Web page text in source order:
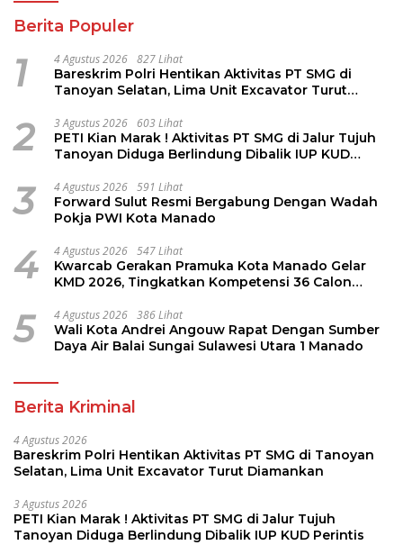
Berita Populer
1 4 Agustus 2026 827 Lihat
Bareskrim Polri Hentikan Aktivitas PT SMG di
Tanoyan Selatan, Lima Unit Excavator Turut
2 3 Agustus 2026 603 Lihat
PETI Kian Marak ! Aktivitas PT SMG di Jalur Tujuh
Tanoyan Diduga Berlindung Dibalik IUP KUD
3 4 Agustus 2026 591 Lihat
Forward Sulut Resmi Bergabung Dengan Wadah
Pokja PWI Kota Manado
4 4 Agustus 2026 547 Lihat
Kwarcab Gerakan Pramuka Kota Manado Gelar
KMD 2026, Tingkatkan Kompetensi 36 Calon
5 4 Agustus 2026 386 Lihat
Wali Kota Andrei Angouw Rapat Dengan Sumber
Daya Air Balai Sungai Sulawesi Utara 1 Manado
Berita Kriminal
4 Agustus 2026
Bareskrim Polri Hentikan Aktivitas PT SMG di Tanoyan
Selatan, Lima Unit Excavator Turut Diamankan
3 Agustus 2026
PETI Kian Marak ! Aktivitas PT SMG di Jalur Tujuh
Tanoyan Diduga Berlindung Dibalik IUP KUD Perintis